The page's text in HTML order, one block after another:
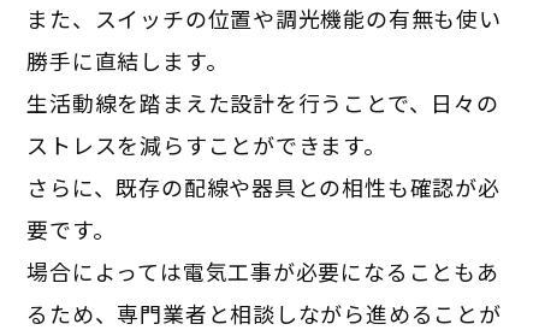
また、スイッチの位置や調光機能の有無も使い
勝手に直結します。
生活動線を踏まえた設計を行うことで、日々の
ストレスを減らすことができます。
さらに、既存の配線や器具との相性も確認が必
要です。
場合によっては電気工事が必要になることもあ
るため、専門業者と相談しながら進めることが